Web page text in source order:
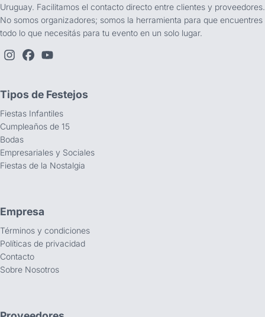
Uruguay. Facilitamos el contacto directo entre clientes y proveedores.
No somos organizadores; somos la herramienta para que encuentres
todo lo que necesitás para tu evento en un solo lugar.
Tipos de Festejos
Fiestas Infantiles
Cumpleaños de 15
Bodas
Empresariales y Sociales
Fiestas de la Nostalgia
Empresa
Términos y condiciones
Políticas de privacidad
Contacto
Sobre Nosotros